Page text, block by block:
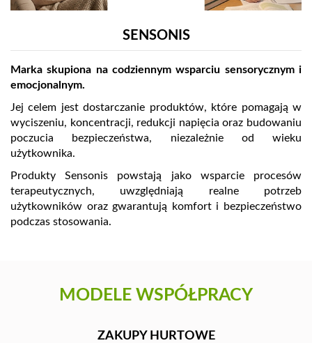
SENSONIS
Marka skupiona na codziennym wsparciu sensorycznym i
emocjonalnym.
Jej celem jest dostarczanie produktów, które pomagają w
wyciszeniu, koncentracji, redukcji napięcia oraz budowaniu
poczucia bezpieczeństwa, niezależnie od wieku
użytkownika.
Produkty Sensonis powstają jako wsparcie procesów
terapeutycznych, uwzględniają realne potrzeb
użytkowników oraz gwarantują komfort i bezpieczeństwo
podczas stosowania.
MODELE WSPÓŁPRACY
ZAKUPY HURTOWE